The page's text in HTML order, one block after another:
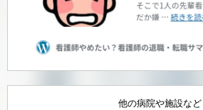
他の病院や施設など